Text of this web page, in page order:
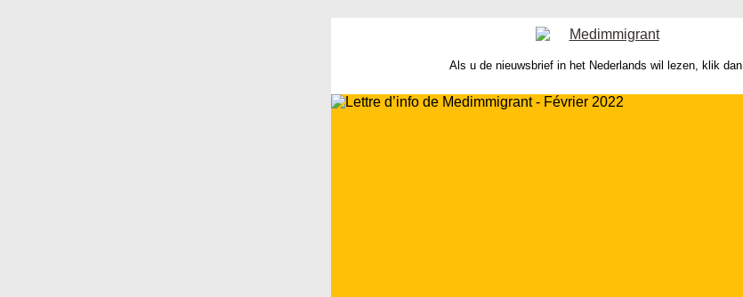
Als u de nieuwsbrief in het Nederlands wil lezen, klik dan